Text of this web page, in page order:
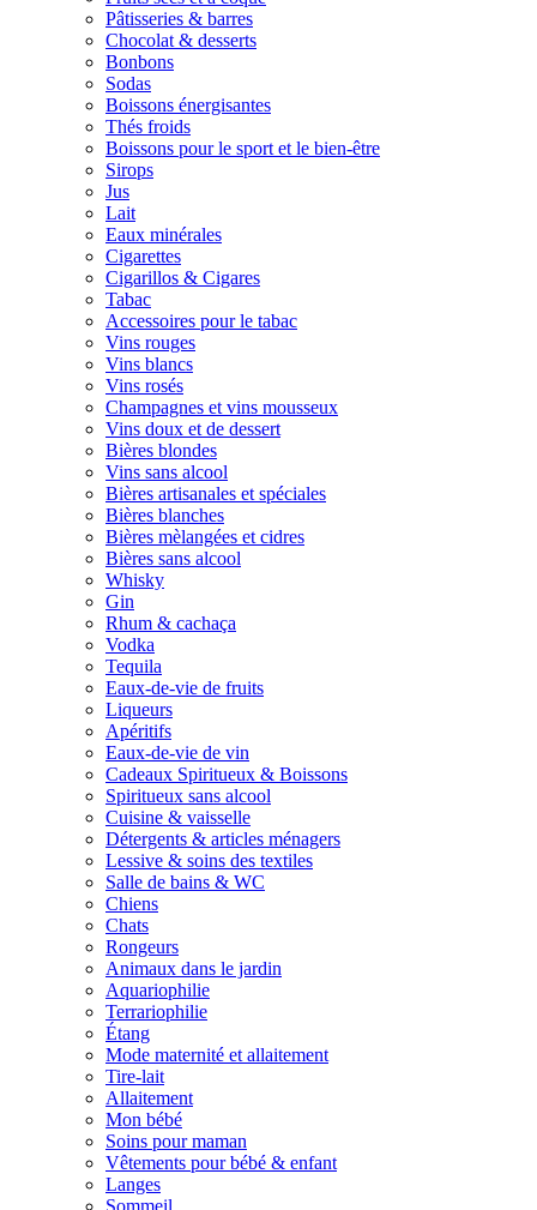
Pâtisseries & barres
Chocolat & desserts
Bonbons
Sodas
Boissons énergisantes
Thés froids
Boissons pour le sport et le bien-être
Sirops
Jus
Lait
Eaux minérales
Cigarettes
Cigarillos & Cigares
Tabac
Accessoires pour le tabac
Vins rouges
Vins blancs
Vins rosés
Champagnes et vins mousseux
Vins doux et de dessert
Bières blondes
Vins sans alcool
Bières artisanales et spéciales
Bières blanches
Bières mèlangées et cidres
Bières sans alcool
Whisky
Gin
Rhum & cachaça
Vodka
Tequila
Eaux-de-vie de fruits
Liqueurs
Apéritifs
Eaux-de-vie de vin
Cadeaux Spiritueux & Boissons
Spiritueux sans alcool
Cuisine & vaisselle
Détergents & articles ménagers
Lessive & soins des textiles
Salle de bains & WC
Chiens
Chats
Rongeurs
Animaux dans le jardin
Aquariophilie
Terrariophilie
Étang
Mode maternité et allaitement
Tire-lait
Allaitement
Mon bébé
Soins pour maman
Vêtements pour bébé & enfant
Langes
Sommeil